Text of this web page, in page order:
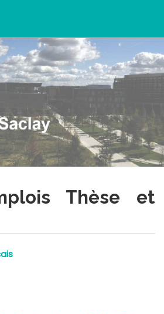
Thèse et